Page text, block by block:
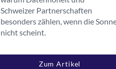
Schweizer Partnerschaften
besonders zählen, wenn die
nicht scheint.
Zum Artikel